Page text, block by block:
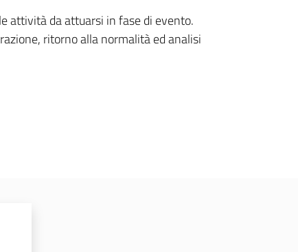
attività da attuarsi in fase di evento.
ritorno alla normalità ed analisi